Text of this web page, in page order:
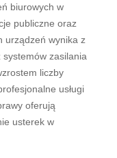
biurowych w
publiczne oraz
urządzeń wynika z
zasilania
liczby
usługi
oferują
usterek w